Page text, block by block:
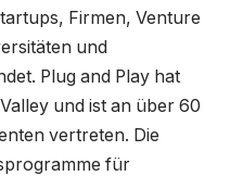
Firmen, Venture
und
Plug and Play hat
und ist an über 60
vertreten. Die
für